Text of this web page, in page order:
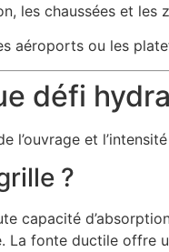
les chaussées et les
aéroports ou les
défi
l’ouvrage et
?
capacité
La fonte ductile offre